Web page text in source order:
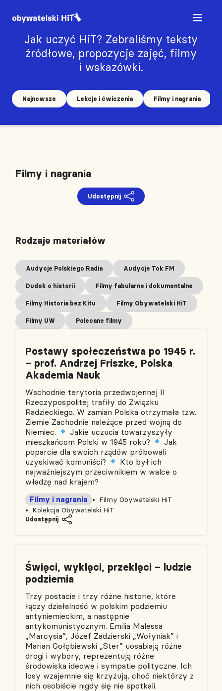
Jak uczyć HiT? Zebraliśmy teksty
źródłowe, propozycje zajęć, filmy
i wskazówki.
Najnowsze Lekcje i ćwiczenia Filmy i nagrania
Filmy i nagrania
Udostępnij
Postawy społeczeństwa po 1945 r.
– prof. Andrzej Friszke, Polska
Akademia Nauk
Wschodnie terytoria przedwojennej II
Rzeczypospolitej trafiły do Związku
Radzieckiego. W zamian Polska otrzymała tzw.
Ziemie Zachodnie należące przed wojną do
Niemiec.
Jakie uczucia towarzyszyły
mieszkańcom Polski w 1945 roku?
Jak
poparcie dla swoich rządów próbowali
uzyskiwać komuniści?
Kto był ich
najważniejszym przeciwnikiem w walce o
władzę nad krajem?
Filmy Obywatelski HiT
Kolekcja Obywatelski HiT
Filmy i nagrania
Udostępnij
Święci, wyklęci, przeklęci – ludzie
podziemia
Trzy postacie i trzy różne historie, które
łączy działalność w polskim podziemiu
antyniemieckim, a następnie
antykomunistycznym. Emilia Malessa
„Marcysia”, Józef Zadzierski „Wołyniak” i
Marian Gołębiewski „Ster” uosabiają różne
drogi i wybory, reprezentują różne
środowiska ideowe i sympatie polityczne. Ich
losy wzajemnie się krzyżują, choć niektórzy z
nich osobiście nigdy się nie spotkali.
Rodzaje materiałów
Audycje Polskiego Radia Audycje Tok FM
Dudek o historii Filmy fabularne i dokumentalne
Filmy Historia bez Kitu Filmy Obywatelski HiT
Filmy UW Polecane filmy